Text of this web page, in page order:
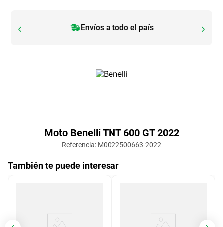
Envíos a todo el país
Moto Benelli TNT 600 GT 2022
Referencia: M0022500663-2022
También te puede interesar